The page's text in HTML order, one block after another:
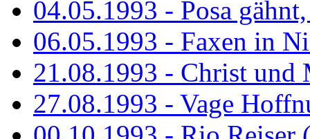
04.05.1993 - Posa
06.05.1993 - Faxen in
21.08.1993 - Christ und
27.08.1993 - Vage